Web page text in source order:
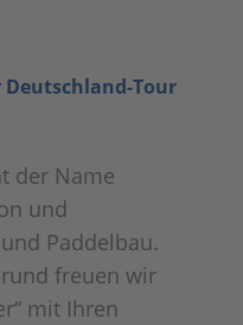
Tour
der Name
und
Paddelbau.
freuen wir
mit Ihren